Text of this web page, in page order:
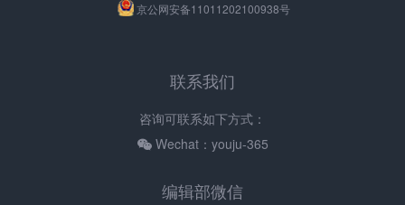
京公网安备11011202100938号
联系我们
咨询可联系如下方式：
Wechat：youju-365
编辑部微信